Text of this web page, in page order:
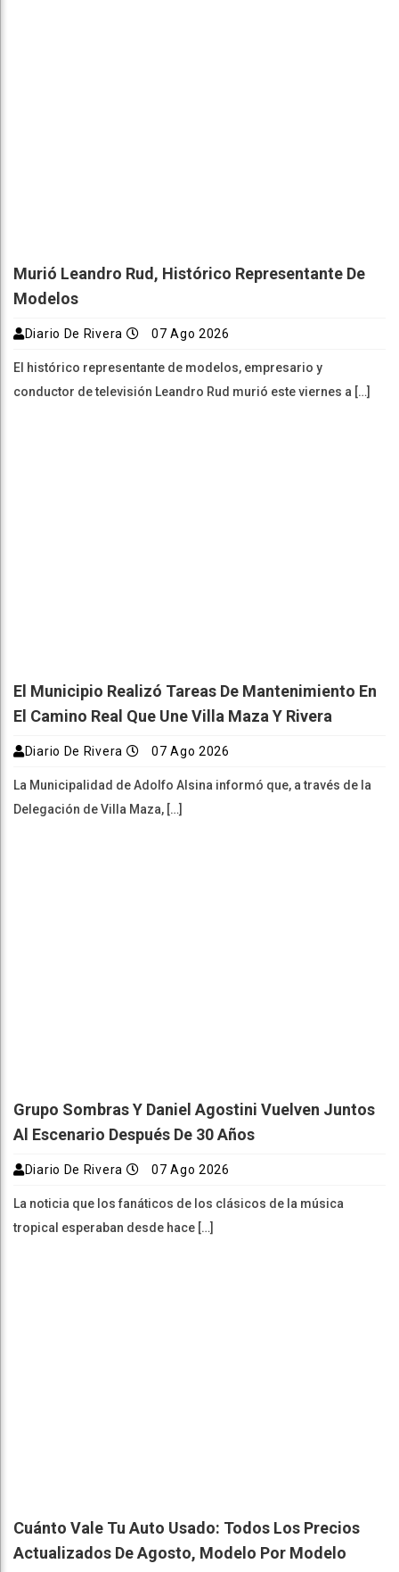
Murió Leandro Rud, Histórico Representante De
Modelos
Diario De Rivera 07 Ago 2026
El histórico representante de modelos, empresario y
conductor de televisión Leandro Rud murió este viernes a […]
El Municipio Realizó Tareas De Mantenimiento En
El Camino Real Que Une Villa Maza Y Rivera
Diario De Rivera 07 Ago 2026
La Municipalidad de Adolfo Alsina informó que, a través de la
Delegación de Villa Maza, […]
Grupo Sombras Y Daniel Agostini Vuelven Juntos
Al Escenario Después De 30 Años
Diario De Rivera 07 Ago 2026
La noticia que los fanáticos de los clásicos de la música
tropical esperaban desde hace […]
Cuánto Vale Tu Auto Usado: Todos Los Precios
Actualizados De Agosto, Modelo Por Modelo